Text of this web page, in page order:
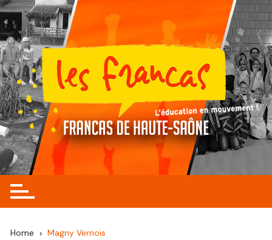
Skip
to
content
Home Magny Vernois